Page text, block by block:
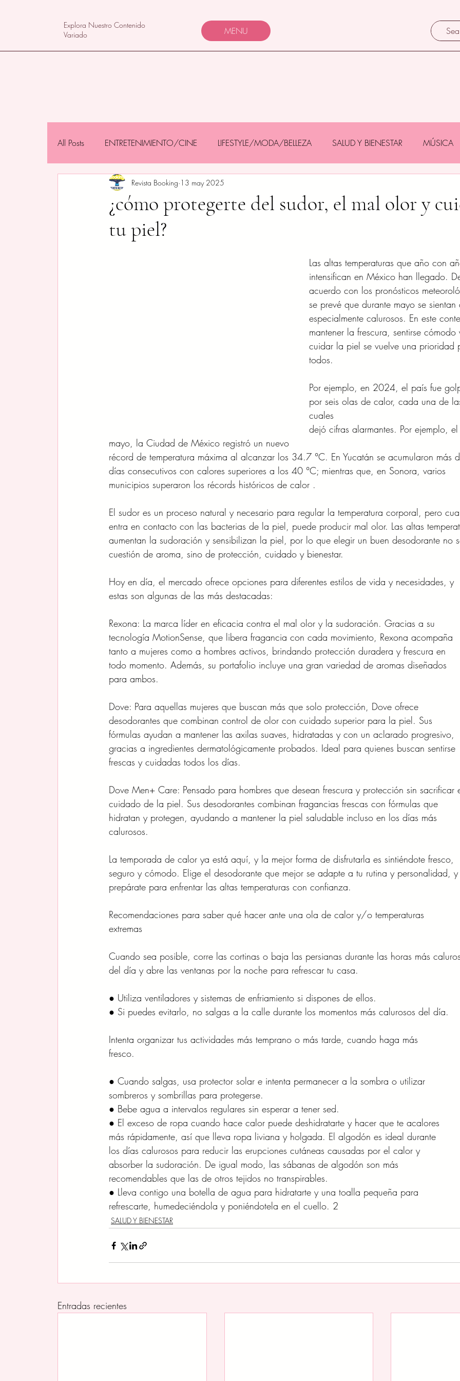
Explora Nuestro Contenido
Variado
MENU
All Posts ENTRETENIMIENTO/CINE LIFESTYLE/MODA/BELLEZA SALUD Y BIENESTAR MÚSICA
NEGOCIOS/TECNOLOGÍA MAMÁS Y BEBÉS
¿cómo protegerte del sudor, el mal olor y
tu piel?
Revista Booking 13 may 2025
Las altas temperaturas que año con
intensifican en México han llegado.
acuerdo con los pronósticos
se prevé que durante mayo se sientan
especialmente calurosos. En este
mantener la frescura, sentirse cómodo
cuidar la piel se vuelve una
todos.
Por ejemplo, en 2024, el país fue
por seis olas de calor, cada una de
cuales
dejó cifras alarmantes. Por ejemplo,
mayo, la Ciudad de México registró un nuevo
récord de temperatura máxima al alcanzar los 34.7 °C. En Yucatán se acumularon más
días consecutivos con calores superiores a los 40 °C; mientras que, en Sonora, varios
municipios superaron los récords históricos de calor .
El sudor es un proceso natural y necesario para regular la temperatura corporal, pero
entra en contacto con las bacterias de la piel, puede producir mal olor. Las altas
aumentan la sudoración y sensibilizan la piel, por lo que elegir un buen desodorante no
cuestión de aroma, sino de protección, cuidado y bienestar.
Hoy en día, el mercado ofrece opciones para diferentes estilos de vida y necesidades, y
estas son algunas de las más destacadas:
Rexona: La marca líder en eficacia contra el mal olor y la sudoración. Gracias a su
tecnología MotionSense, que libera fragancia con cada movimiento, Rexona acompaña
tanto a mujeres como a hombres activos, brindando protección duradera y frescura en
todo momento. Además, su portafolio incluye una gran variedad de aromas diseñados
para ambos.
Dove: Para aquellas mujeres que buscan más que solo protección, Dove ofrece
desodorantes que combinan control de olor con cuidado superior para la piel. Sus
fórmulas ayudan a mantener las axilas suaves, hidratadas y con un aclarado progresivo,
gracias a ingredientes dermatológicamente probados. Ideal para quienes buscan sentirse
frescas y cuidadas todos los días.
Dove Men+ Care: Pensado para hombres que desean frescura y protección sin sacrificar
cuidado de la piel. Sus desodorantes combinan fragancias frescas con fórmulas que
hidratan y protegen, ayudando a mantener la piel saludable incluso en los días más
calurosos.
La temporada de calor ya está aquí, y la mejor forma de disfrutarla es sintiéndote fresco,
seguro y cómodo. Elige el desodorante que mejor se adapte a tu rutina y personalidad, y
prepárate para enfrentar las altas temperaturas con confianza.
Recomendaciones para saber qué hacer ante una ola de calor y/o temperaturas
extremas
Cuando sea posible, corre las cortinas o baja las persianas durante las horas más
del día y abre las ventanas por la noche para refrescar tu casa.
● Utiliza ventiladores y sistemas de enfriamiento si dispones de ellos.
● Si puedes evitarlo, no salgas a la calle durante los momentos más calurosos del día.
Intenta organizar tus actividades más temprano o más tarde, cuando haga más
fresco.
● Cuando salgas, usa protector solar e intenta permanecer a la sombra o utilizar
sombreros y sombrillas para protegerse.
● Bebe agua a intervalos regulares sin esperar a tener sed.
● El exceso de ropa cuando hace calor puede deshidratarte y hacer que te acalores
más rápidamente, así que lleva ropa liviana y holgada. El algodón es ideal durante
los días calurosos para reducir las erupciones cutáneas causadas por el calor y
absorber la sudoración. De igual modo, las sábanas de algodón son más
recomendables que las de otros tejidos no transpirables.
● Lleva contigo una botella de agua para hidratarte y una toalla pequeña para
refrescarte, humedeciéndola y poniéndotela en el cuello. 2
SALUD Y BIENESTAR
Entradas recientes